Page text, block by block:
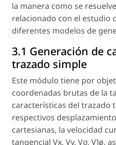
la manera como se
relacionado con el estudio
diferentes modelos de
3.1 Generación de
trazado simple
Este módulo tiene por
coordenadas brutas de la
características del trazado
respectivos
cartesianas, la velocidad
tangencial Vx, Vy, Vσ, V]ø,